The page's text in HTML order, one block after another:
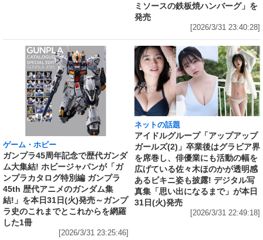
ミソースの鉄板焼ハンバーグ」を
発売
[2026/3/31 23:40:28]
ゲーム・ホビー
ガンプラ45周年記念で歴代ガンダ
ム大集結! ホビージャパンが「ガ
ンプラカタログ特別編 ガンプラ
45th 歴代アニメのガンダム集
結!」を本日31日(火)発売～ガンプ
ラ史のこれまでとこれからを網羅
した1冊
[2026/3/31 23:25:46]
ネットの話題
アイドルグループ「アップアップ
ガールズ(2)」卒業後はグラビア界
を席巻し、俳優業にも活動の幅を
広げている佐々木ほのかが透明感
あるビキニ姿も披露! デジタル写
真集「思い出になるまで」が本日
31日(火)発売
[2026/3/31 22:49:18]